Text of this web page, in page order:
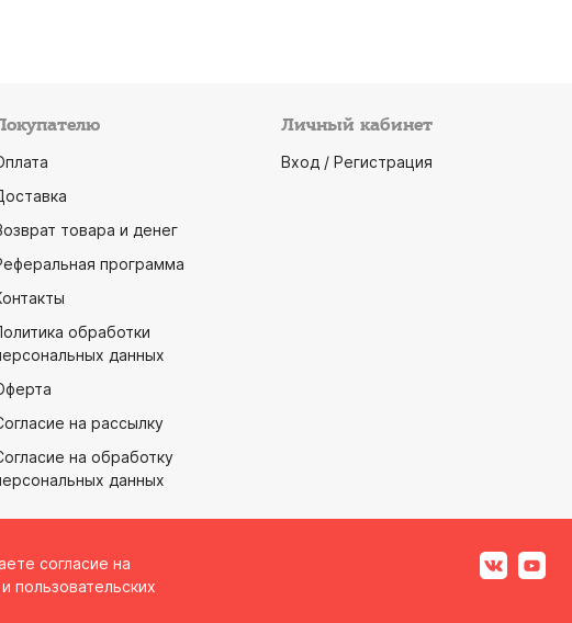
товара и денег
программа
обработки
данных
на рассылку
на обработку
данных
Личный кабинет
Вход / Регистрация
согласие на
пользовательских